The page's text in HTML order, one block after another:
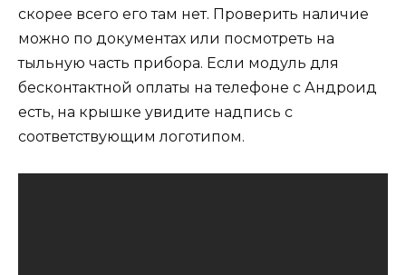
скорее всего его там нет. Проверить наличие
можно по документах или посмотреть на
тыльную часть прибора. Если модуль для
бесконтактной оплаты на телефоне с Андроид
есть, на крышке увидите надпись с
соответствующим логотипом.